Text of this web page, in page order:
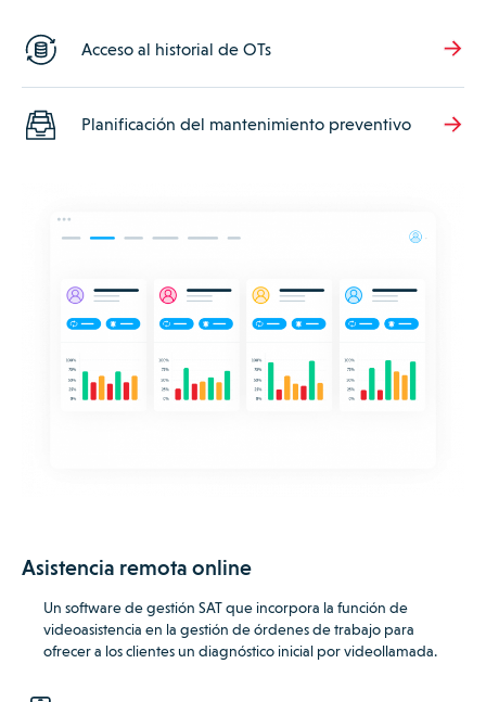
Acceso al historial de OTs
Planificación del mantenimiento preventivo
Asistencia remota online
Un software de gestión SAT que incorpora la función de
videoasistencia en la gestión de órdenes de trabajo para
ofrecer a los clientes un diagnóstico inicial por videollamada.